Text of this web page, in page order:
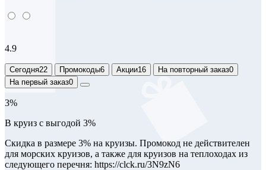
4.9
Сегодня22 Промокоды6 Акции16 На повторный заказ0
На первый заказ0
3%
В круиз с выгодой 3%
Скидка в размере 3% на круизы. Промокод не действителен
для морских круизов, а также для круизов на теплоходах из
следующего перечня: https://clck.ru/3N9zN6